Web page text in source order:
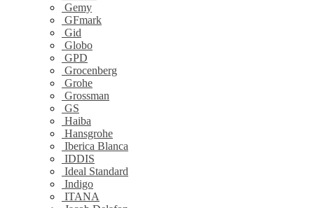
Gemy
GFmark
Gid
Globo
GPD
Grocenberg
Grohe
Grossman
GS
Haiba
Hansgrohe
Iberica Blanca
IDDIS
Ideal Standard
Indigo
ITANA